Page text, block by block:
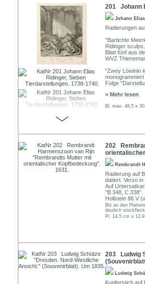
201 Johann
Johann
Radierungen
"Bartichte
Ridinger
Blatt fünf aus
WVZ
"Zwey Löwinin
Folge
> Mehr lesen
Bl. max. 48,5 x
202
Rembrandt
Radierung auf
datiert. Verso
Auf
"B.348, C.338".
Hollstein 86.V
Bis an den
deutlich
Pl. 14,5 cm x
203 Ludwig
Ludwig
Kupferstich auf